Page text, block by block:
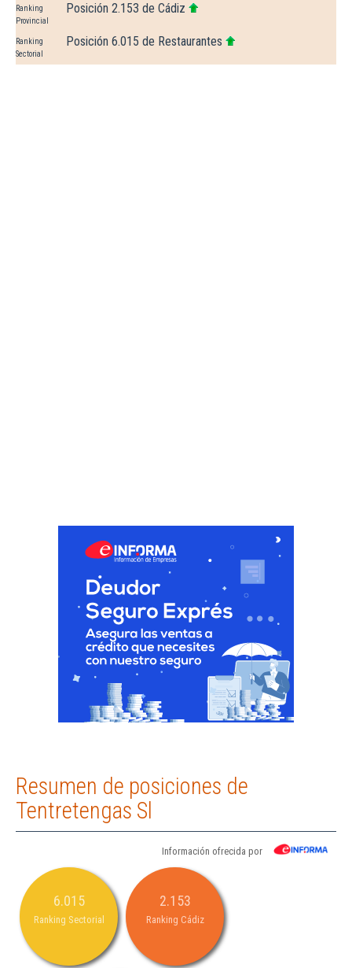
Ranking
Provincial
Posición 2.153 de Cádiz
Ranking
Sectorial
Posición 6.015 de Restaurantes
Resumen de posiciones de
Tentretengas Sl
Información ofrecida por
6.015
Ranking Sectorial
2.153
Ranking Cádiz